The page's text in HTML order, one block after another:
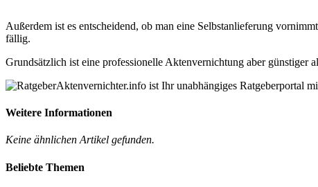
Außerdem ist es entscheidend, ob man eine Selbstanlieferung
fällig.
Grundsätzlich ist eine professionelle Aktenvernichtung aber günstiger
Aktenvernichter.info ist Ihr unabhängiges Ratgeberportal
Weitere Informationen
Keine ähnlichen Artikel gefunden.
Beliebte Themen